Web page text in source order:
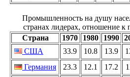
Промышленность на душу
странах лидерах, отношение к
Страна
1970 1980 1990
США
33.9 10.8 13.9
Германия
23.3 12.1 17.2